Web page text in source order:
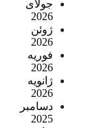
جولای
2026
ژوئن
2026
فوریه
2026
ژانویه
2026
دسامبر
2025